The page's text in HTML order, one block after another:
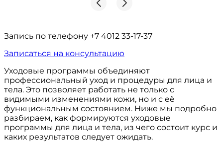
Запись по телефону +7 4012 33-17-37
Записаться на консультацию
Уходовые программы объединяют
профессиональный уход и процедуры для лица и
тела. Это позволяет работать не только с
видимыми изменениями кожи, но и с её
функциональным состоянием. Ниже мы подробно
разбираем, как формируются уходовые
программы для лица и тела, из чего состоит курс и
каких результатов следует ожидать.